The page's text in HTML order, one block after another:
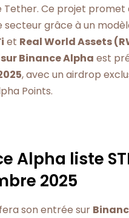
Ce projet promet
secteur grâce à un
et Real World Assets
Binance Alpha est
, avec un airdrop
Points.
Alpha liste
2025
fera son entrée sur